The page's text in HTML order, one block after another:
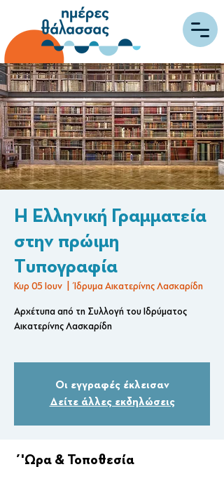
Η Ελληνική Γραμματεία
στην πρώιμη
Tυπογραφία
Κυρ 05 Ιουν
  |
Ίδρυμα Αικατερίνης Λασκαρίδη
Αρχέτυπα από τη Συλλογή του Ιδρύματος
Αικατερίνης Λασκαρίδη
Οι εγγραφές έκλεισαν
Δείτε άλλες εκδηλώσεις
΄'Ωρα & Τοποθεσία